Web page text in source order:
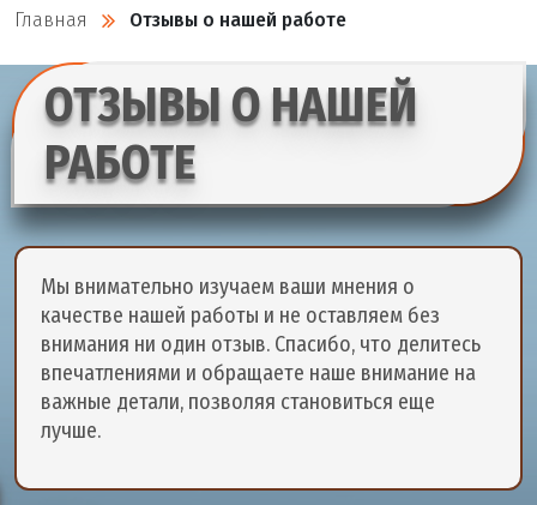
Главная Отзывы о нашей работе
ОТЗЫВЫ О НАШЕЙ
РАБОТЕ
Мы внимательно изучаем ваши мнения о
качестве нашей работы и не оставляем без
внимания ни один отзыв. Спасибо, что делитесь
впечатлениями и обращаете наше внимание на
важные детали, позволяя становиться еще
лучше.